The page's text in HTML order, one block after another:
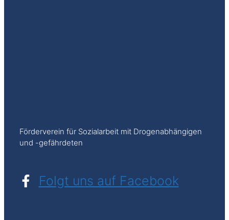
Förderverein für Sozialarbeit mit Drogenabhängigen
und -gefährdeten
Folgt uns auf Facebook